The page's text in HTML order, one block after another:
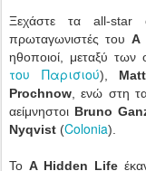
Ξεχάστε τα all-
πρωταγωνιστές του A
ηθοποιοί, μεταξύ των
του Παρισιού),
Prochnow , ενώ στη
αείμνηστοι Bruno
Nyqvist (Colonia).
Το A Hidden Life